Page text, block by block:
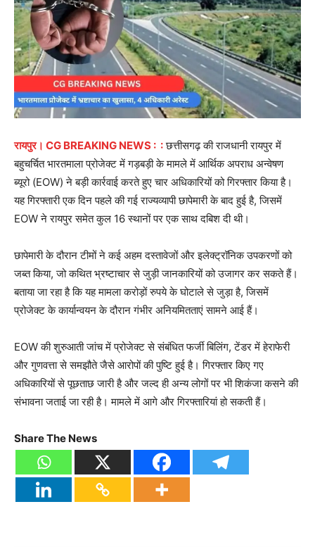
रायपुर। CG BREAKING NEWS : :छत्तीसगढ़ की राजधानी रायपुर में
बहुचर्चित भारतमाला प्रोजेक्ट में गड़बड़ी के मामले में आर्थिक अपराध अन्वेषण
ब्यूरो (EOW) ने बड़ी कार्रवाई करते हुए चार अधिकारियों को गिरफ्तार किया है।
यह गिरफ्तारी एक दिन पहले की गई राज्यव्यापी छापेमारी के बाद हुई है, जिसमें
EOW ने रायपुर समेत कुल 16 स्थानों पर एक साथ दबिश दी थी।
छापेमारी के दौरान टीमों ने कई अहम दस्तावेजों और इलेक्ट्रॉनिक उपकरणों को
जब्त किया, जो कथित भ्रष्टाचार से जुड़ी जानकारियों को उजागर कर सकते हैं।
बताया जा रहा है कि यह मामला करोड़ों रुपये के घोटाले से जुड़ा है, जिसमें
प्रोजेक्ट के कार्यान्वयन के दौरान गंभीर अनियमितताएं सामने आई हैं।
EOW की शुरुआती जांच में प्रोजेक्ट से संबंधित फर्जी बिलिंग, टेंडर में हेराफेरी
और गुणवत्ता से समझौते जैसे आरोपों की पुष्टि हुई है। गिरफ्तार किए गए
अधिकारियों से पूछताछ जारी है और जल्द ही अन्य लोगों पर भी शिकंजा कसने की
संभावना जताई जा रही है। मामले में आगे और गिरफ्तारियां हो सकती हैं।
Share The News